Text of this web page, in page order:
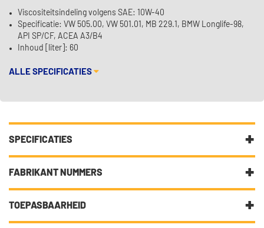
Viscositeitsindeling volgens SAE: 10W-40
Specificatie: VW 505.00, VW 501.01, MB 229.1, BMW Longlife-98,
API SP/CF, ACEA A3/B4
Inhoud [liter]: 60
ALLE SPECIFICATIES
SPECIFICATIES
Fabrikantcode
Merk Kroon Oil
FABRIKANT NUMMERS
10W-40
ACEA A3/B4
TOEPASBAARHEID